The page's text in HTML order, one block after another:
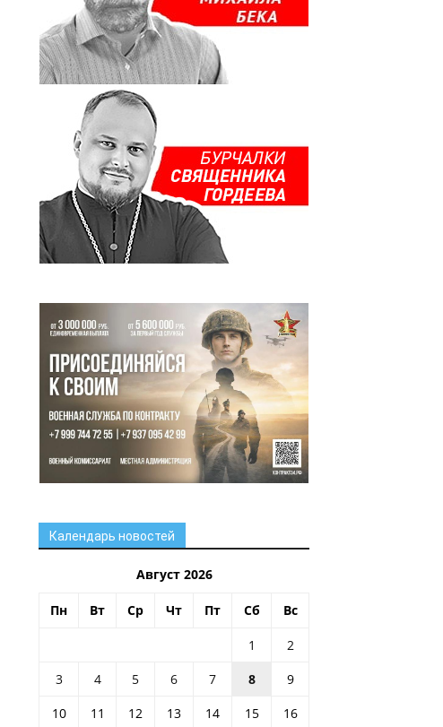
Календарь новостей
Август 2026
Пн Вт Ср Чт Пт Сб Вс
1
2
3
4 5 6 7 8
9
10
11 12 13 14 15
16